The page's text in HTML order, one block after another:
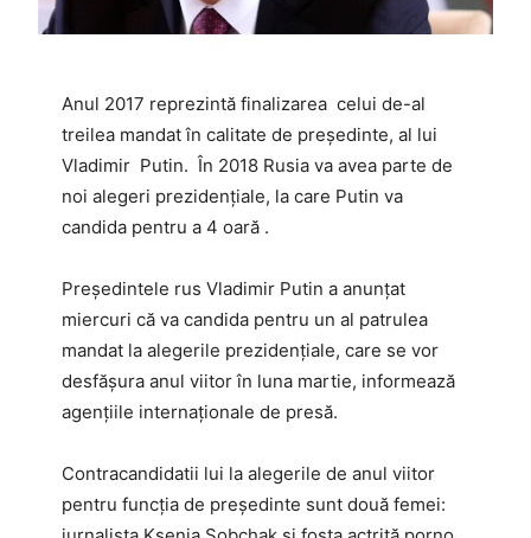
Anul 2017 reprezintă finalizarea celui de-al
treilea mandat în calitate de președinte, al lui
Vladimir Putin. În 2018 Rusia va avea parte de
noi alegeri prezidențiale, la care Putin va
candida pentru a 4 oară .
Președintele rus Vladimir Putin a anunțat
miercuri că va candida pentru un al patrulea
mandat la alegerile prezidențiale, care se vor
desfășura anul viitor în luna martie, informează
agențiile internaționale de presă.
Contracandidatii lui la alegerile de anul viitor
pentru funcția de președinte sunt două femei: